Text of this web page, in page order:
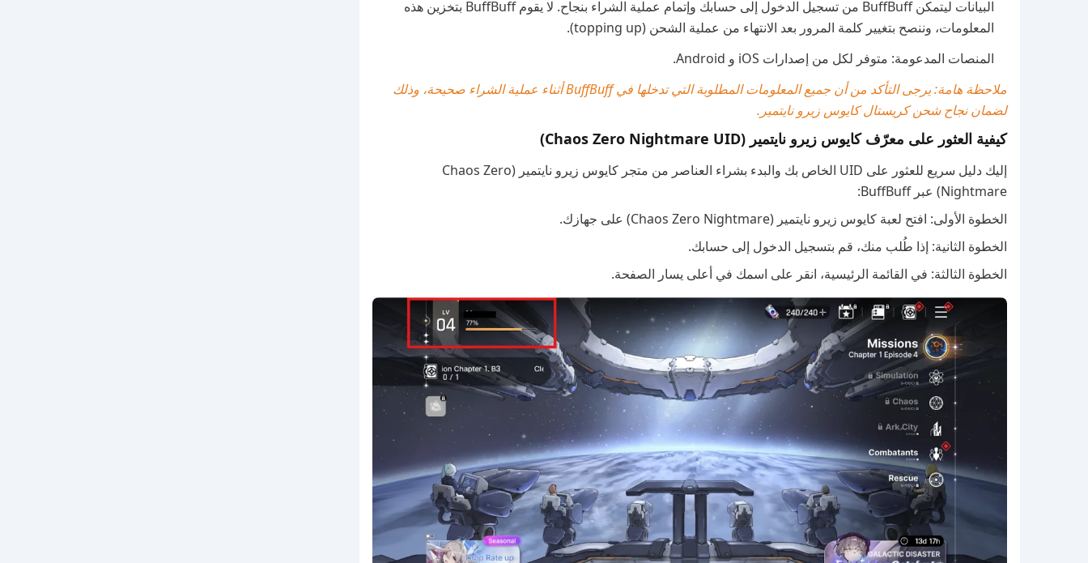
البيانات ليتمكن BuffBuff من تسجيل الدخول إلى حسابك وإتمام عملية الشراء بنجاح. لا يقوم BuffBuff بتخزين هذه
المعلومات، وننصح بتغيير كلمة المرور بعد الانتهاء من عملية الشحن (topping up).
المنصات المدعومة: متوفر لكل من إصدارات iOS و Android.
ملاحظة هامة: يرجى التأكد من أن جميع المعلومات المطلوبة التي تدخلها في BuffBuff أثناء عملية الشراء صحيحة، وذلك
لضمان نجاح شحن كريستال كايوس زيرو نايتمير.
كيفية العثور على معرّف كايوس زيرو نايتمير (Chaos Zero Nightmare UID)
إليك دليل سريع للعثور على UID الخاص بك والبدء بشراء العناصر من متجر كايوس زيرو نايتمير (Chaos Zero
Nightmare) عبر BuffBuff:
الخطوة الأولى: افتح لعبة كايوس زيرو نايتمير (Chaos Zero Nightmare) على جهازك.
الخطوة الثانية: إذا طُلب منك، قم بتسجيل الدخول إلى حسابك.
الخطوة الثالثة: في القائمة الرئيسية، انقر على اسمك في أعلى يسار الصفحة.